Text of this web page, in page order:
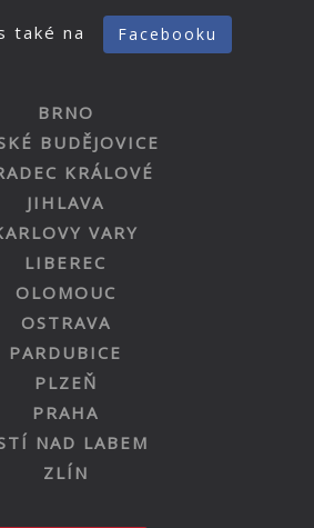
také na Facebooku
BRNO
BUDĚJOVICE
KRÁLOVÉ
JIHLAVA
VARY
LIBEREC
OLOMOUC
OSTRAVA
PARDUBICE
PLZEŇ
PRAHA
NAD LABEM
ZLÍN